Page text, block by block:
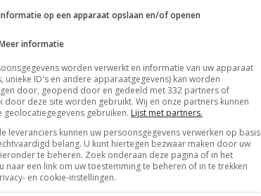
BELEID
Privacy
op een apparaat opslaan en/of openen
informatie
worden verwerkt en informatie van uw apparaat
unieke ID's en andere apparaatgegevens) kan worden
door, geopend door en gedeeld met 332 partners of
door deze site worden gebruikt. Wij en onze partners kunnen
geolocatiegegevens gebruiken. Lijst met partners.
leveranciers kunnen uw persoonsgegevens verwerken op basis
belang. U kunt hiertegen bezwaar maken door uw
te beheren. Zoek onderaan deze pagina of in het
naar een link om uw toestemming te beheren of in te trekken
en cookie-instellingen.